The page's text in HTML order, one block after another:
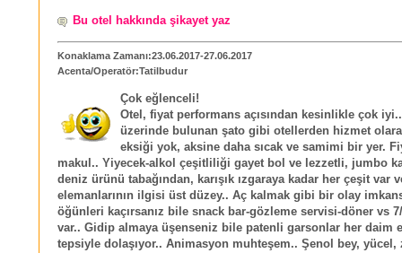
Bu otel hakkında şikayet yaz
Konaklama Zamanı:23.06.2017-27.06.2017
Acenta/Operatör:Tatilbudur
Çok eğlenceli!
Otel, fiyat performans açısından kesinlikle çok
üzerinde bulunan şato gibi otellerden hizmet
eksiği yok, aksine daha sıcak ve samimi bir yer.
makul.. Yiyecek-alkol çeşitliliği gayet bol ve lezzetli, jumbo
deniz ürünü tabağından, karışık ızgaraya kadar her çeşit var
elemanlarının ilgisi üst düzey.. Aç kalmak gibi bir olay
öğünleri kaçırsanız bile snack bar-gözleme servisi-döner vs
var.. Gidip almaya üşenseniz bile patenli garsonlar her daim
tepsiyle dolaşıyor.. Animasyon muhteşem.. Şenol bey, yücel,